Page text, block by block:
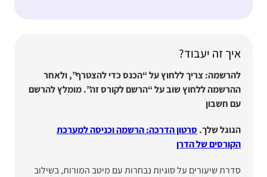
איך זה יעבוד?
להרשמה: צריך ללחוץ על “הכנס כדי להצטרף”, ולאחר
ההרשמה ללחוץ שוב על “הרשם לקורס זה”. מומלץ להרשם
עם חשבון
הגוגל שלך.סרטון הדרכה: הרשמה וכניסה למערכת
הקורסים של הדרן
סדרת שיעורים על סוגיות נבחרותעם מיטב המורות, בשילוב